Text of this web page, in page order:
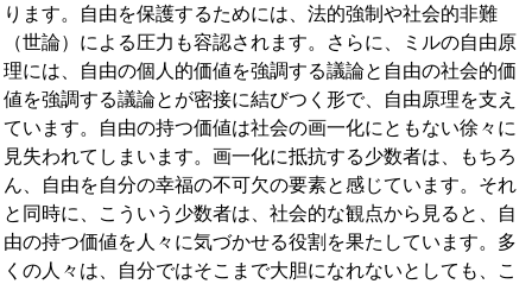
ります。自由を保護するためには、法的強制や社会的非難
（世論）による圧力も容認されます。さらに、ミルの自由原
理には、自由の個人的価値を強調する議論と自由の社会的価
値を強調する議論とが密接に結びつく形で、自由原理を支え
ています。自由の持つ価値は社会の画一化にともない徐々に
見失われてしまいます。画一化に抵抗する少数者は、もちろ
ん、自由を自分の幸福の不可欠の要素と感じています。それ
と同時に、こういう少数者は、社会的な観点から見ると、自
由の持つ価値を人々に気づかせる役割を果たしています。多
くの人々は、自分ではそこまで大胆になれないとしても、こ